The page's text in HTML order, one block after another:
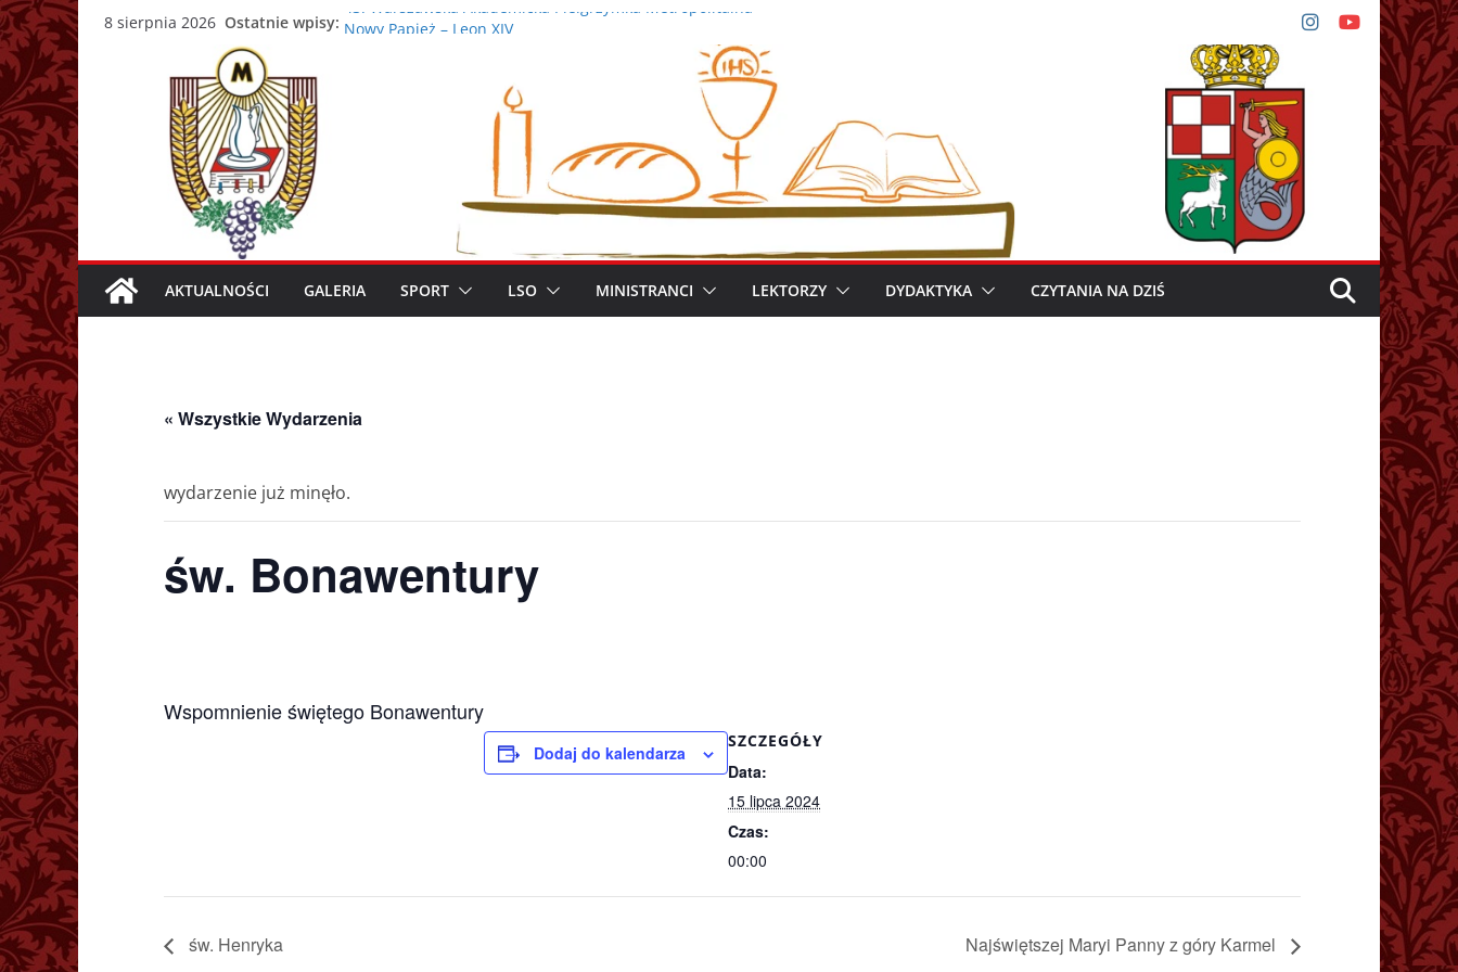
Przejdź
do
treści
8 sierpnia 2026 Ostatnie wpisy: 43. Warszawska Akademicka Pielgrzymka Metropolitalna
Nowy Papież – Leon XIV
Adrian Galbas nowym metropolitą warszawskim
Zmarł ks. prałat Kazimierz Apel
AKTUALNOŚCI GALERIA SPORT LSO MINISTRANCI LEKTORZY DYDAKTYKA CZYTANIA NA DZIŚ
« Wszystkie Wydarzenia
wydarzenie już minęło.
św. Bonawentury
Wspomnienie świętego Bonawentury
Dodaj do kalendarza
SZCZEGÓŁY
Data:
15 lipca 2024
Czas:
00:00
św. Henryka Najświętszej Maryi Panny z góry Karmel